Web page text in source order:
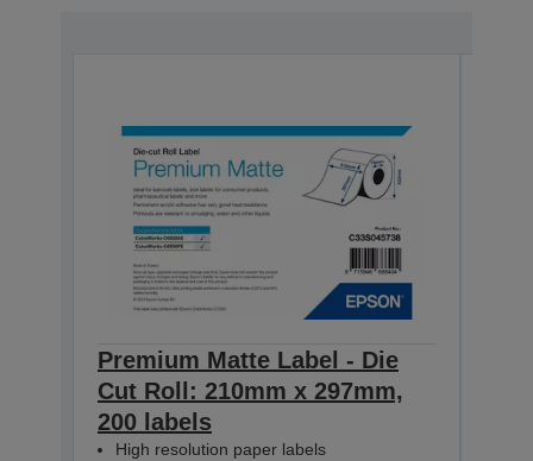
Premium Matte Label - Die
Cut Roll: 210mm x 297mm,
200 labels
High resolution paper labels